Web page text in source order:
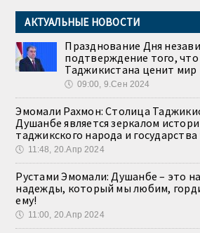
АКТУАЛЬНЫЕ НОВОСТИ
Празднование Дня
подтверждение того,
Таджикистана ценит мир
🕔 09:00, 9.Сен 2024
Эмомали Рахмон: Столица
Душанбе является зеркалом
таджикского народа и
🕔 11:48, 20.Апр 2024
Рустами Эмомали: Душанбе – это
надежды, который мы любим,
ему!
🕔 11:00, 20.Апр 2024